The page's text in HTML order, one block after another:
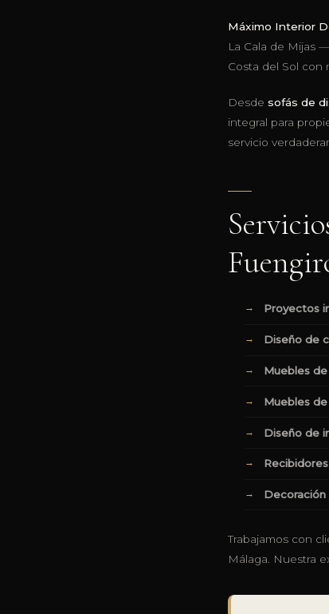
Máximo Interior
La Cala de Mijas
Costa del Sol con
Desde sofás de
integral para
servicio
Proyectos
Diseño de
Muebles
Muebles
Diseño de
Trabajamos con
Málaga. Nuestra